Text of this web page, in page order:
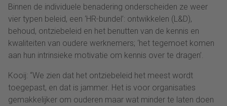
Binnen de individuele benadering onderscheiden ze weer
vier typen beleid, een ‘HR-bundel’: ontwikkelen (L&D),
behoud, ontziebeleid en het benutten van de kennis en
kwaliteiten van oudere werknemers; ‘het tegemoet komen
aan hun intrinsieke motivatie om kennis over te dragen’.
Kooij: “We zien dat het ontziebeleid het meest wordt
toegepast, en dat is jammer. Het is voor organisaties
gemakkelijker om ouderen maar wat minder te laten doen